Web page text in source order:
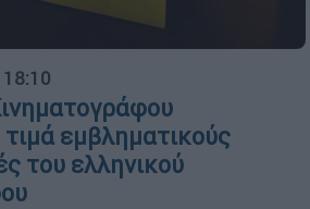
εμβληματικούς
του ελληνικού